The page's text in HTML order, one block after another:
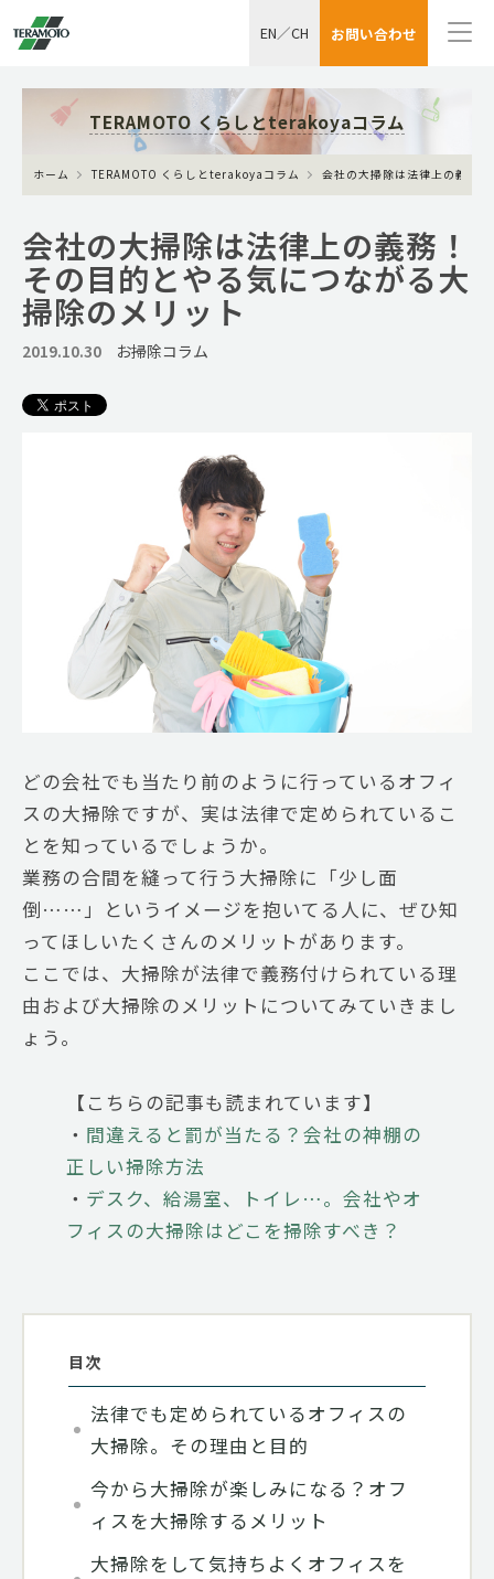
お問い合わせ
EN／CH
TERAMOTO くらしとterakoyaコラム
ホーム TERAMOTO くらしとterakoyaコラム 会社の大掃除は法律上の義務
会社の大掃除は法律上の義務！
その目的とやる気につながる大
掃除のメリット
2019.10.30 お掃除コラム
どの会社でも当たり前のように行っているオフィ
スの大掃除ですが、実は法律で定められているこ
とを知っているでしょうか。
業務の合間を縫って行う大掃除に「少し面
倒……」というイメージを抱いてる人に、ぜひ知
ってほしいたくさんのメリットがあります。
ここでは、大掃除が法律で義務付けられている理
由および大掃除のメリットについてみていきまし
ょう。
【こちらの記事も読まれています】
・ 間違えると罰が当たる？会社の神棚の
正しい掃除方法
・ デスク、給湯室、トイレ…。会社やオ
フィスの大掃除はどこを掃除すべき？
目次
法律でも定められているオフィスの
大掃除。その理由と目的
今から大掃除が楽しみになる？オフ
ィスを大掃除するメリット
大掃除をして気持ちよくオフィスを